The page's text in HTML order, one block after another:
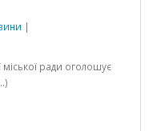
|
міської ради оголошує